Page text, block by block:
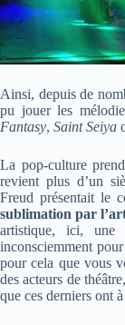
Ainsi, depuis de
pu jouer les
Fantasy, Saint Seiya
La pop-culture
revient plus d’un
Freud présentait le
sublimation par
artistique, ici, une
inconsciemment
pour cela que vous
des acteurs de
que ces derniers ont